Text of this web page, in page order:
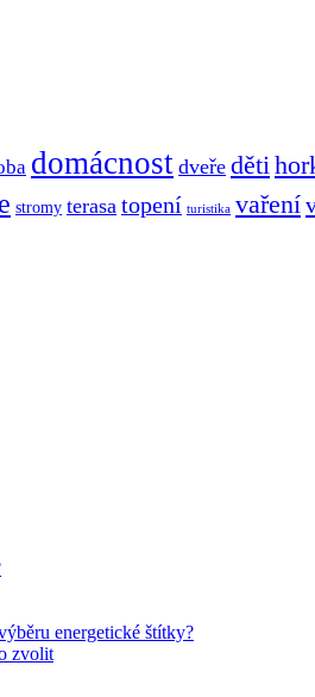
domácnost dveře děti
stromy terasa topení turistika vaření
energetické štítky?
zvolit